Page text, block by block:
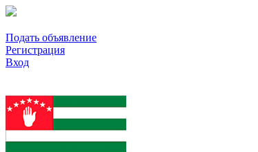
Подать объявление
Регистрация
Вход